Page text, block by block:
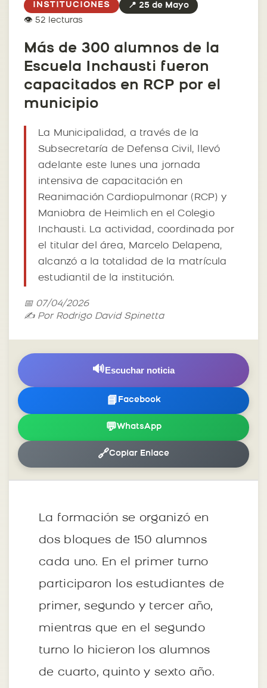
INSTITUCIONES 📍 25 de Mayo
👁️ 52 lecturas
Más de 300 alumnos de la
Escuela Inchausti fueron
capacitados en RCP por el
municipio
La Municipalidad, a través de la
Subsecretaría de Defensa Civil, llevó
adelante este lunes una jornada
intensiva de capacitación en
Reanimación Cardiopulmonar (RCP) y
Maniobra de Heimlich en el Colegio
Inchausti. La actividad, coordinada por
el titular del área, Marcelo Delapena,
alcanzó a la totalidad de la matrícula
estudiantil de la institución.
📅 07/04/2026
✍️ Por Rodrigo David Spinetta
🔊Escuchar noticia
📘 Facebook
💬WhatsApp
🔗Copiar Enlace
La formación se organizó en
dos bloques de 150 alumnos
cada uno. En el primer turno
participaron los estudiantes de
primer, segundo y tercer año,
mientras que en el segundo
turno lo hicieron los alumnos
de cuarto, quinto y sexto año.